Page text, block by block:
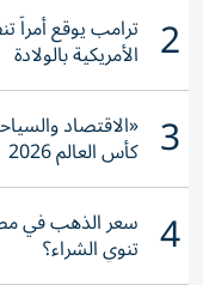
2 ترامب يوقع أمراً
الأمريكية بالولادة
3 كأس العالم 2026
4 تنوي الشراء؟